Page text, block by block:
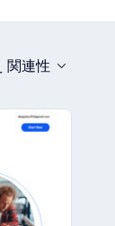
関連性